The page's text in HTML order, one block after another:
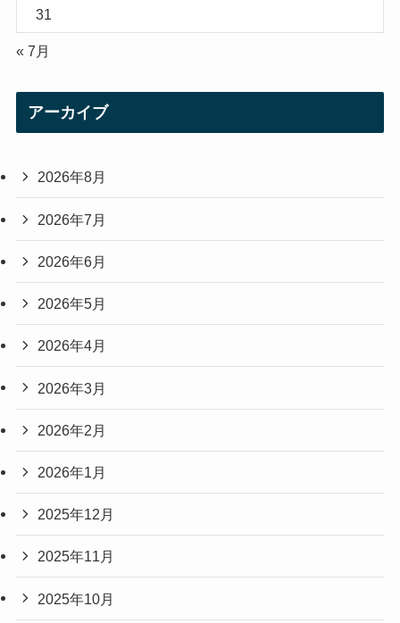
31
« 7月
アーカイブ
2026年8月
2026年7月
2026年6月
2026年5月
2026年4月
2026年3月
2026年2月
2026年1月
2025年12月
2025年11月
2025年10月